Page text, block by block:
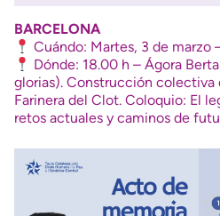
BARCELONA
Cuándo: Martes, 3 de
Dónde: 18.00 h – Ágora
glorias). Construcción colectiva
Farinera del Clot. Coloquio: El
retos actuales y caminos de